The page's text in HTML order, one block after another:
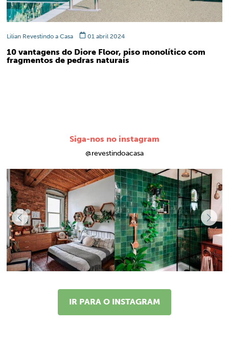
Lilian Revestindo a Casa 01 abril 2024
10 vantagens do Diore Floor, piso monolítico com
fragmentos de pedras naturais
Siga-nos no instagram
@revestindoacasa
IR PARA O INSTAGRAM